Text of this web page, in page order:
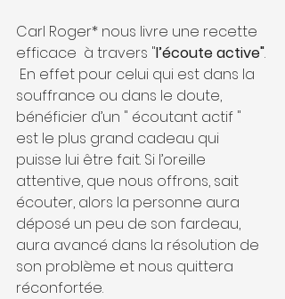
Carl Roger* nous livre une recette
efficace  à travers "l’écoute active".
En effet pour celui qui est dans la
souffrance ou dans le doute,
bénéficier d’un " écoutant actif "
est le plus grand cadeau qui
puisse lui être fait. Si l’oreille
attentive, que nous offrons, sait
écouter, alors la personne aura
déposé un peu de son fardeau,
aura avancé dans la résolution de
son problème et nous quittera
réconfortée.